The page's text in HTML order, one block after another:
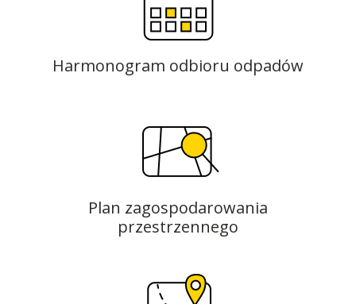
Harmonogram odbioru odpadów
Plan zagospodarowania
przestrzennego